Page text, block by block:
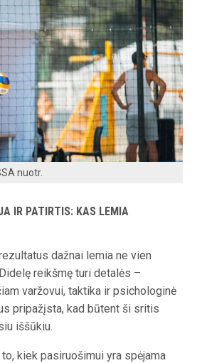
nuotr.
IR PATIRTIS: KAS LEMIA
dažnai lemia ne vien
reikšmę turi detalės –
varžovui, taktika ir psichologinė
pripažįsta, kad būtent ši sritis
iššūkiu.
kiek pasiruošimui yra spėjama